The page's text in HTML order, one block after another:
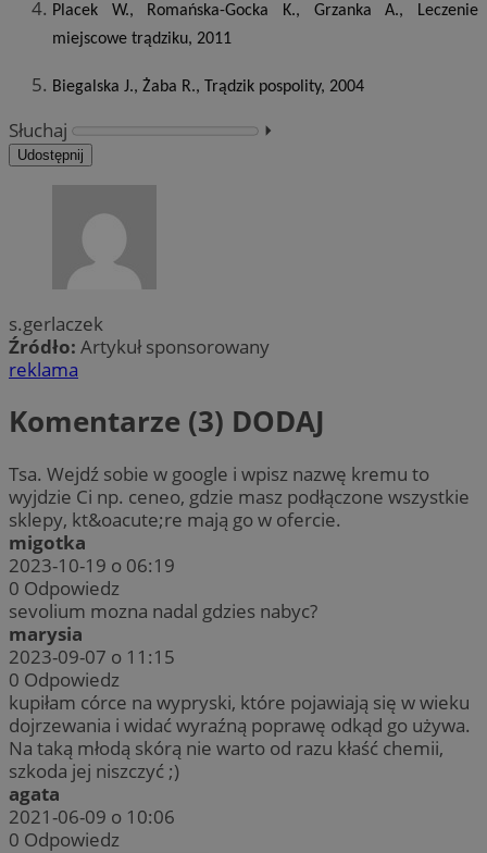
Placek W., Romańska-Gocka K., Grzanka A., Leczenie
miejscowe trądziku, 2011
Biegalska J., Żaba R., Trądzik pospolity, 2004
Słuchaj ⏵︎
Udostępnij
s.gerlaczek
Źródło: Artykuł sponsorowany
reklama
Komentarze (3) DODAJ
Tsa. Wejdź sobie w google i wpisz nazwę kremu to
wyjdzie Ci np. ceneo, gdzie masz podłączone wszystkie
sklepy, kt&oacute;re mają go w ofercie.
migotka
2023-10-19 o 06:19
0 Odpowiedz
sevolium mozna nadal gdzies nabyc?
marysia
2023-09-07 o 11:15
0 Odpowiedz
kupiłam córce na wypryski, które pojawiają się w wieku
dojrzewania i widać wyraźną poprawę odkąd go używa.
Na taką młodą skórą nie warto od razu kłaść chemii,
szkoda jej niszczyć ;)
agata
2021-06-09 o 10:06
0 Odpowiedz